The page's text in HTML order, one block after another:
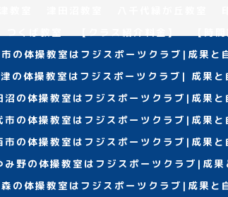
の体操教室はフジスポーツクラブ|成果と
の体操教室はフジスポーツクラブ| 成果
沼の体操教室はフジスポーツクラブ|成果
市の体操教室はフジスポーツクラブ|成果
市の体操教室はフジスポーツクラブ|成果
み野の体操教室はフジスポーツクラブ|成
の体操教室はフジスポーツクラブ|成果と